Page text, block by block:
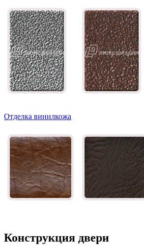
Отделка винилкожа
Конструкция двери